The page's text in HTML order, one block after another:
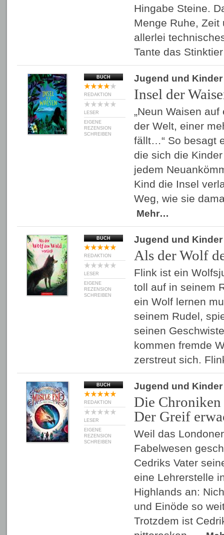
Hingabe Steine.
Menge Ruhe, Zeit
allerlei
Tante das
BUCH
REDAKTION
LESER
EIGENE
REZENSION
SCHREIBEN
Jugend und Kinder
Insel der
„Neun Waisen
der Welt, einer
fällt…“ So besagt
die sich die
jedem
Kind die Insel
Weg, wie sie
Mehr…
BUCH
REDAKTION
LESER
EIGENE
REZENSION
SCHREIBEN
Jugend und Kinder
Als der Wolf
Flink ist ein
toll auf in seinem
ein Wolf lernen
seinem Rudel,
seinen
kommen fremde
zerstreut sich.
BUCH
REDAKTION
LESER
EIGENE
REZENSION
SCHREIBEN
Jugend und Kinder
Die
Der Greif
Weil das
Fabelwesen
Cedriks Vater
eine Lehrerstelle
Highlands an:
und Einöde so
Trotzdem ist